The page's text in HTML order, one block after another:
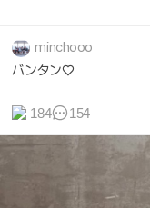
minchooo
バンタン♡
184 154